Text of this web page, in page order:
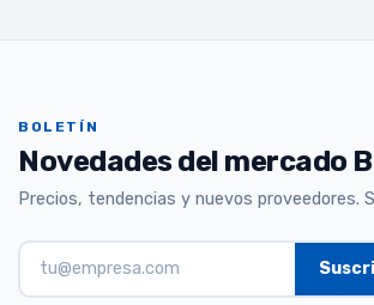
BOLETÍN
Novedades del mercado
Precios, tendencias y nuevos proveedores.